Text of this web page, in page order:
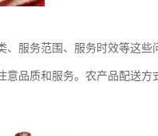
服务范围、服务时效等这些
品质和服务。农产品配送方